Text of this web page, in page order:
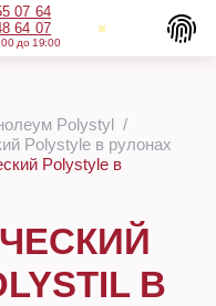
07 64
64 07
до 19:00
Polystyl
Polystyle в рулонах
Polystyle в
В